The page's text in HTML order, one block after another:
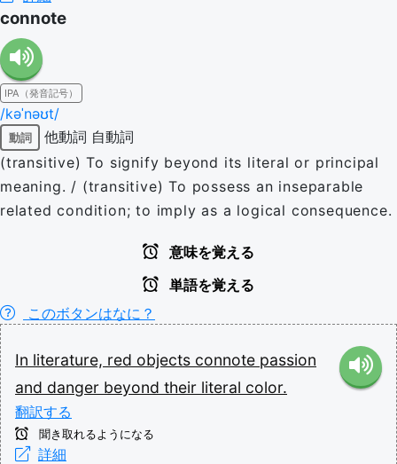
connote
IPA（発音記号）
/kəˈnəʊt/
動詞 他動詞 自動詞
(transitive) To signify beyond its literal or principal
meaning. / (transitive) To possess an inseparable
related condition; to imply as a logical consequence.
意味を覚える
単語を覚える
このボタンはなに？
In literature, red objects connote passion
and danger beyond their literal color.
翻訳する
聞き取れるようになる
詳細